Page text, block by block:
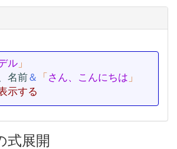
ル
名前＆ 「 さん、こんにちは
示する
式展開